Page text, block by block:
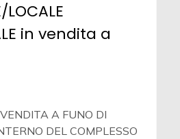
LOCALE
in vendita a
A FUNO DI
DEL COMPLESSO